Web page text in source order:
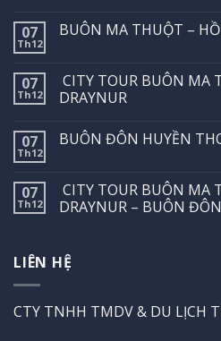
07
Th12
BUÔN MA THUỘT –
07
Th12
CITY TOUR BUÔN MA
DRAYNUR
07
Th12
BUÔN ĐÔN HUYỀN
07
Th12
CITY TOUR BUÔN MA
DRAYNUR – BUÔN
LIÊN HỆ
CTY TNHH TMDV & DU LỊCH